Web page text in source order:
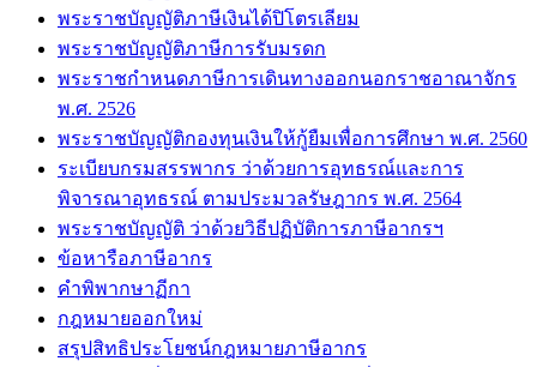
พระราชบัญญัติภาษีเงินได้ปิโตรเลียม
พระราชบัญญัติภาษีการรับมรดก
พระราชกำหนดภาษีการเดินทางออกนอกราชอาณาจักร
พ.ศ. 2526
พระราชบัญญัติกองทุนเงินให้กู้ยืมเพื่อการศึกษา พ.ศ. 2560
ระเบียบกรมสรรพากร ว่าด้วยการอุทธรณ์และการ
พิจารณาอุทธรณ์ ตามประมวลรัษฎากร พ.ศ. 2564
พระราชบัญญัติ ว่าด้วยวิธีปฏิบัติการภาษีอากรฯ
ข้อหารือภาษีอากร
คำพิพากษาฏีกา
กฎหมายออกใหม่
สรุปสิทธิประโยชน์กฎหมายภาษีอากร